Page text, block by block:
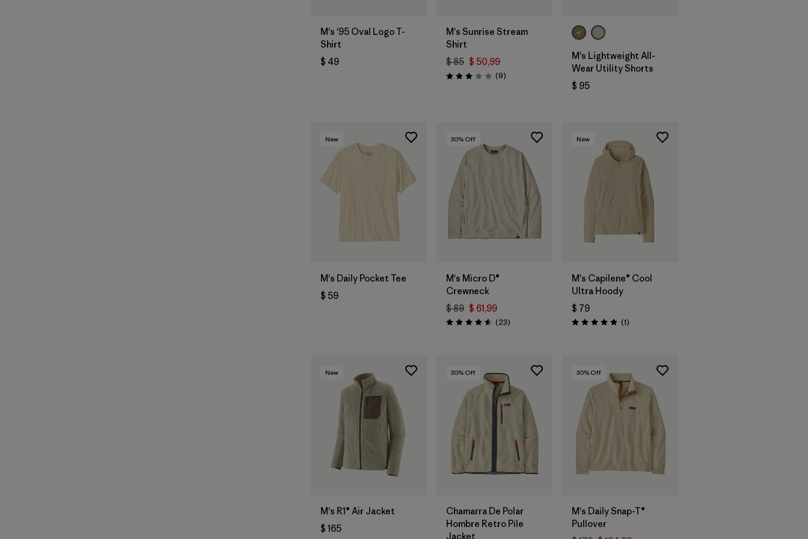
M's '95 Oval Logo T-
Shirt
$ 49
M's Sunrise Stream
Shirt
$ 85 $ 50,99
Valoración: 2.9 / 5
(9Comentarios
)
M's Lightweight All-
Wear Utility Shorts
$ 95
New
M's Daily Pocket Tee
$ 59
30% Off
M's Micro D®
Crewneck
$ 89 $ 61,99
Valoración: 4.6 / 5
(23Comentarios
)
New
M's Capilene® Cool
Ultra Hoody
$ 79
Valoración: 5.0 / 5
(1Comentarios
)
New
M's R1® Air Jacket
$ 165
30% Off
Chamarra De Polar
Hombre Retro Pile
Jacket
30% Off
M's Daily Snap-T®
Pullover